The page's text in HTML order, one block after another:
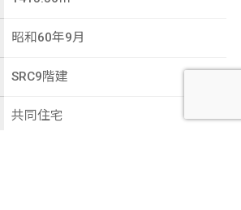
昭和60年9月
SRC9階建
共同住宅